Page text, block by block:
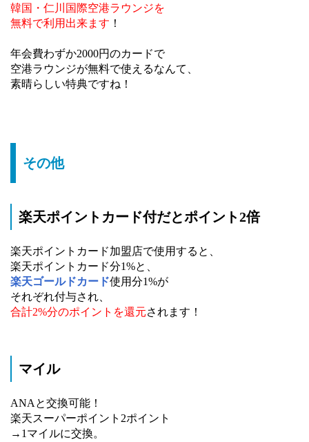
韓国・仁川国際空港ラウンジを
無料で利用出来ます ！
年会費わずか2000円のカードで
空港ラウンジが無料で使えるなんて、
素晴らしい特典ですね！
その他
楽天ポイントカード付だとポイント2倍
楽天ポイントカード加盟店で使用すると、
楽天ポイントカード分1%と、
楽天ゴールドカード使用分1%が
それぞれ付与され、
合計2%分のポイントを還元されます！
マイル
ANAと交換可能！
楽天スーパーポイント2ポイント
→1マイルに交換。